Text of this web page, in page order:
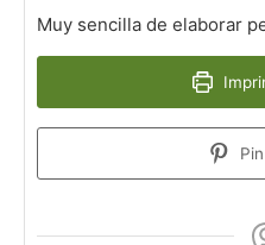
Muy sencilla de elaborar